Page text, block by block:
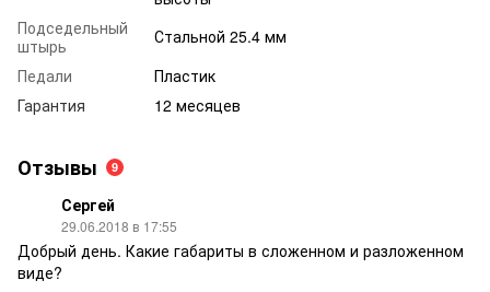
Подседельный
штырь
Стальной 25.4 мм
Педали
Пластик
Гарантия
12 месяцев
Отзывы 9
Сергей
29.06.2018 в 17:55
Добрый день. Какие габариты в сложенном и разложенном
виде?